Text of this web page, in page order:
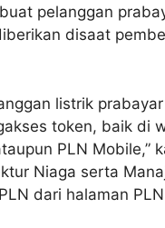
pelanggan
disaat
listrik
token, baik di
PLN Mobile,”
Niaga serta
dari halaman